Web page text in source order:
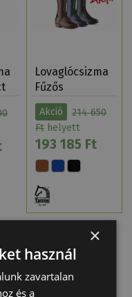
Lovaglócsizma
Fűzős
Magasíto…
Akció
214 650
Ft helyett
193 185 Ft
×
használ
zavartalan
és a